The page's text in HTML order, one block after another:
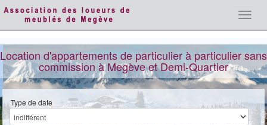
Location d'appartements de particulier à particulier sans
commission à Megève et Demi‑Quartier
Type de date